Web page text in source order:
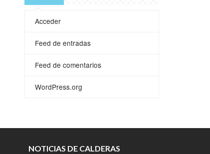
Acceder
Feed de entradas
Feed de comentarios
WordPress.org
NOTICIAS DE CALDERAS